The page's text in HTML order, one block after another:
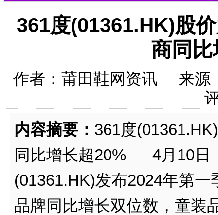
361度(01361.HK)股
商同
作者：莆田鞋网资讯 来
内容摘要： 361度
同比增长超20% 4月10日
(01361.HK)发布2024年第
品牌同比增长双位数，童装